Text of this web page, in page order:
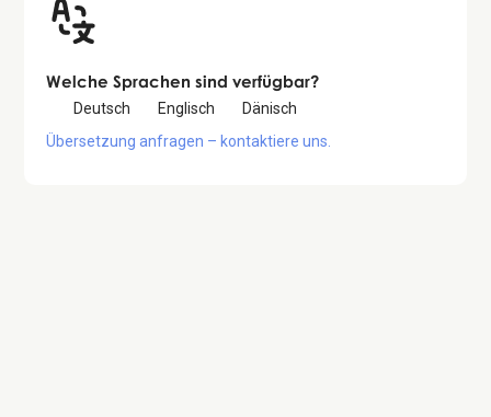
Welche Sprachen sind verfügbar?
Deutsch Englisch
Dänisch
Übersetzung anfragen – kontaktiere uns.